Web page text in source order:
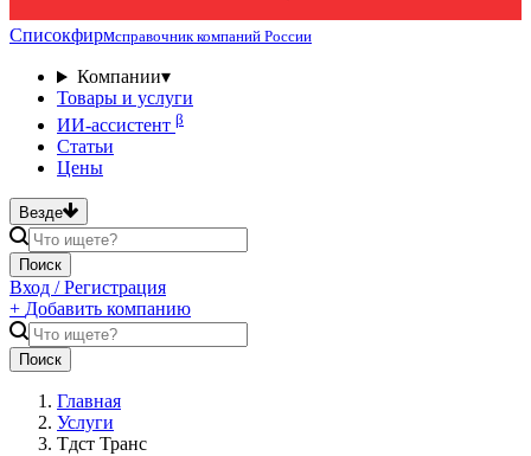
Списокфирмсправочник компаний России
Компании▾
Товары и услуги
ИИ-ассистент β
Статьи
Цены
Везде
Поиск
Вход / Регистрация
+ Добавить компанию
Поиск
Главная
Услуги
Тдст Транс